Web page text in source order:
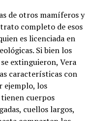
de otros mamíferos y
completo de esos
es licenciada en
Si bien los
extinguieron, Vera
características con
ejemplo, los
cuerpos
cuellos largos,